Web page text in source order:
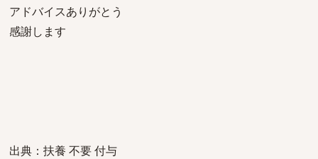
アドバイスありがとう
感謝します
出典：扶養 不要 付与